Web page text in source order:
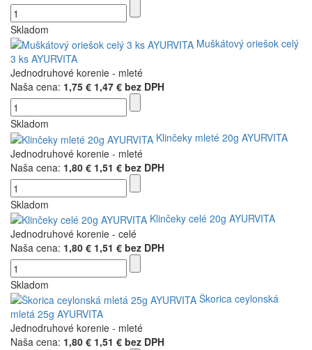
Skladom
Muškátový oriešok celý
3 ks AYURVITA
Jednodruhové korenie - mleté
Naša cena: 1,75 € 1,47 € bez DPH
Skladom
Klinčeky mleté 20g AYURVITA
Jednodruhové korenie - mleté
Naša cena: 1,80 € 1,51 € bez DPH
Skladom
Klinčeky celé 20g AYURVITA
Jednodruhové korenie - celé
Naša cena: 1,80 € 1,51 € bez DPH
Skladom
Škorica ceylonská
mletá 25g AYURVITA
Jednodruhové korenie - mleté
Naša cena: 1,80 € 1,51 € bez DPH